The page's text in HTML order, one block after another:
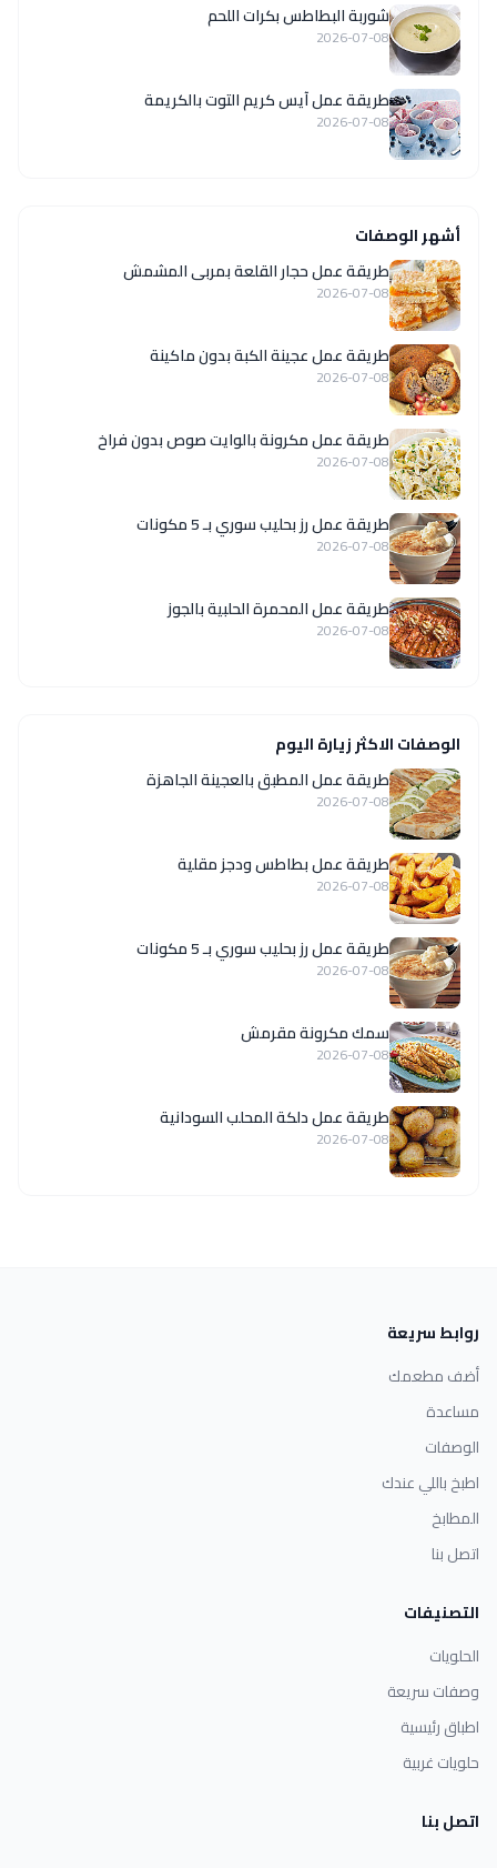
شوربة البطاطس بكرات اللحم
2026-07-08
طريقة عمل آيس كريم التوت بالكريمة
2026-07-08
أشهر الوصفات
طريقة عمل حجار القلعة بمربى المشمش
2026-07-08
طريقة عمل عجينة الكبة بدون ماكينة
2026-07-08
طريقة عمل مكرونة بالوايت صوص بدون فراخ
2026-07-08
طريقة عمل رز بحليب سوري بـ 5 مكونات
2026-07-08
طريقة عمل المحمرة الحلبية بالجوز
2026-07-08
الوصفات الاكثر زيارة اليوم
طريقة عمل المطبق بالعجينة الجاهزة
2026-07-08
طريقة عمل بطاطس ودجز مقلية
2026-07-08
طريقة عمل رز بحليب سوري بـ 5 مكونات
2026-07-08
سمك مكرونة مقرمش
2026-07-08
طريقة عمل دلكة المحلب السودانية
2026-07-08
روابط سريعة
أضف مطعمك
مساعدة
الوصفات
اطبخ باللي عندك
المطابخ
اتصل بنا
التصنيفات
الحلويات
وصفات سريعة
اطباق رئيسية
حلويات غربية
اتصل بنا